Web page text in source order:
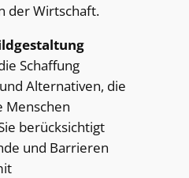
der Wirtschaft.
Schaffung
Alternativen, die
Menschen
berücksichtigt
und Barrieren